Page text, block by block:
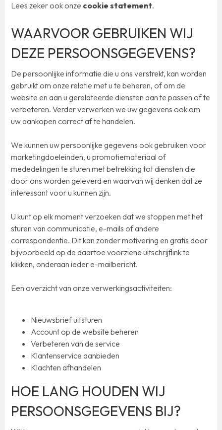
Lees zeker ook onze cookie statement.
WAARVOOR GEBRUIKEN WIJ
DEZE PERSOONSGEGEVENS?
De persoonlijke informatie die u ons verstrekt, kan worden
gebruikt om onze relatie met u te beheren, of om de
website en aan u gerelateerde diensten aan te passen of te
verbeteren. Verder verwerken we uw gegevens ook om
uw aankopen correct af te handelen.
We kunnen uw persoonlijke gegevens ook gebruiken voor
marketingdoeleinden, u promotiemateriaal of
mededelingen te sturen met betrekking tot diensten die
door ons worden geleverd en waarvan wij denken dat ze
interessant voor u kunnen zijn.
U kunt op elk moment verzoeken dat we stoppen met het
sturen van communicatie, e-mails of andere
correspondentie. Dit kan zonder motivering en gratis door
bijvoorbeeld op de daartoe voorziene uitschrijflink te
klikken, onderaan ieder e-mailbericht.
Een overzicht van onze verwerkingsactiviteiten:
Nieuwsbrief uitsturen
Account op de website beheren
Verbeteren van de service
Klantenservice aanbieden
Klachten afhandelen
HOE LANG HOUDEN WIJ
PERSOONSGEGEVENS BIJ?